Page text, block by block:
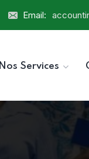
Email:
Nos Services